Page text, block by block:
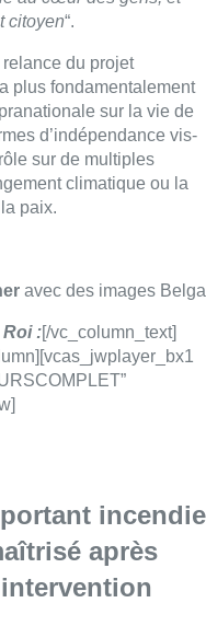
incendie
après